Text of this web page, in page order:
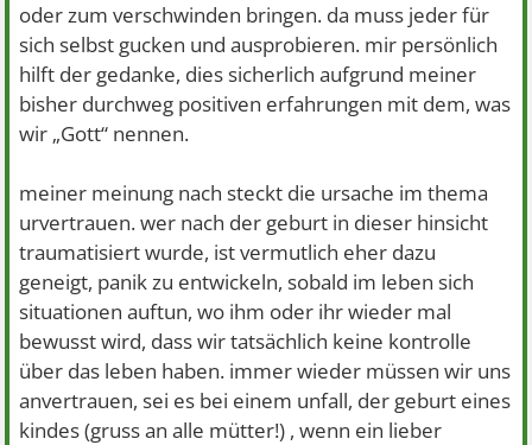
oder zum verschwinden bringen. da muss jeder für
sich selbst gucken und ausprobieren. mir persönlich
hilft der gedanke, dies sicherlich aufgrund meiner
bisher durchweg positiven erfahrungen mit dem, was
wir „Gott“ nennen.
meiner meinung nach steckt die ursache im thema
urvertrauen. wer nach der geburt in dieser hinsicht
traumatisiert wurde, ist vermutlich eher dazu
geneigt, panik zu entwickeln, sobald im leben sich
situationen auftun, wo ihm oder ihr wieder mal
bewusst wird, dass wir tatsächlich keine kontrolle
über das leben haben. immer wieder müssen wir uns
anvertrauen, sei es bei einem unfall, der geburt eines
kindes (gruss an alle mütter!) , wenn ein lieber